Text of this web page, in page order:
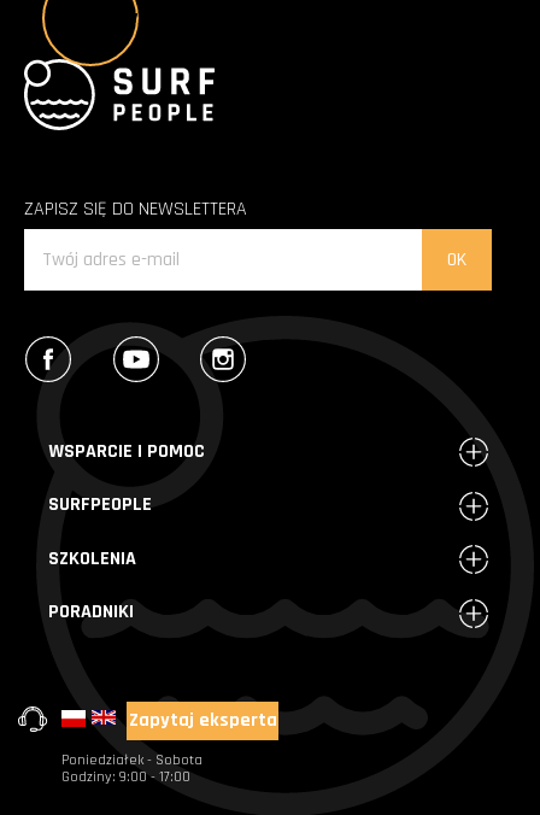
Wszystkie poradniki
ZAPISZ SIĘ DO NEWSLETTERA
Facebook YouTube
WSPARCIE I POMOC
SURFPEOPLE
SZKOLENIA
PORADNIKI
+48 720 004 000
Zapytaj eksperta
Poniedziałek - Sobota
Godziny: 9:00 - 17:00